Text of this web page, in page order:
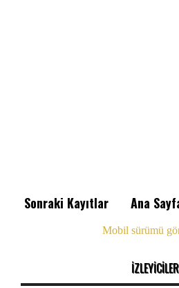
Sonraki Kayıtlar Ana
Mobil sürümü
İZLEYİCİLER